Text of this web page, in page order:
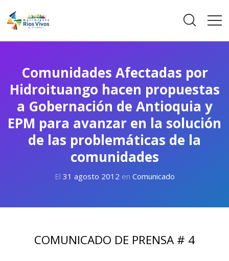
Comunidades Afectadas por
Hidroituango hacen propuestas
a Gobernación de Antioquia y
EPM para avanzar en la solución
de las problemáticas de la
comunidades
El 31 agosto 2012 en Comunicado
COMUNICADO DE PRENSA # 4